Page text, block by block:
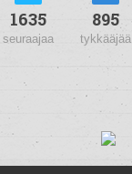
1635
seuraajaa
895
tykkääjää